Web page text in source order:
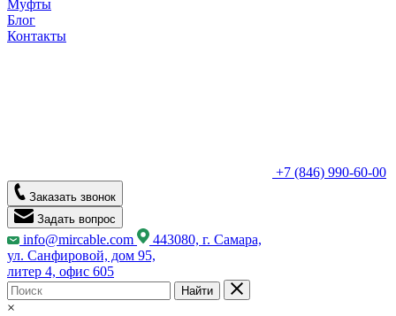
Муфты
Блог
Контакты
+7 (846) 990-60-00
Заказать звонок
Задать вопрос
info@mircable.com
443080, г. Самара,
ул. Санфировой, дом 95,
литер 4, офис 605
Найти
×